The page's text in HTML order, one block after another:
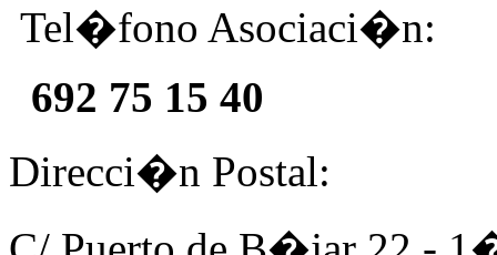
Tel�fono Asociaci�n:
692 75 15 40
Direcci�n Postal: